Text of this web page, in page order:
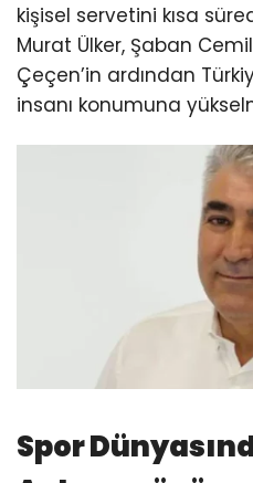
kişisel servetini kısa
Murat Ülker, Şaban
Çeçen’in ardından
insanı konumuna
Spor